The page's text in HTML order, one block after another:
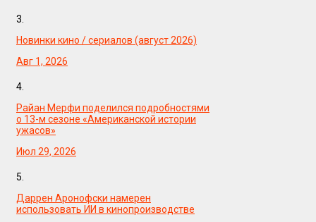
3.
Новинки кино / сериалов (август 2026)
Авг 1, 2026
4.
Райан Мерфи поделился подробностями
о 13-м сезоне «Американской истории
ужасов»
Июл 29, 2026
5.
Даррен Аронофски намерен
использовать ИИ в кинопроизводстве